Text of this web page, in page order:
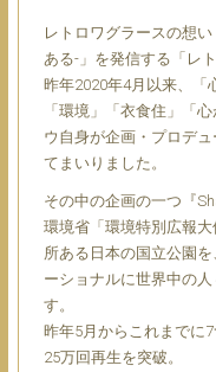
レトロワグラースの想
ある-」を発信する「レ
昨年2020年4⽉以来、「
「環境」「⾐⾷住」「
ウ⾃⾝が企画・プロデ
てまいりました。
その中の企画の⼀つ『
環境省「環境特別広報
所ある⽇本の国⽴公園
ーショナルに世界中の
す。
昨年5⽉からこれまでに
25万回再⽣を突破。